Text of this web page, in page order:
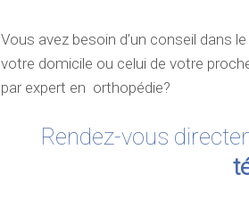
Vous avez besoin d’un conseil dans
votre domicile ou celui de votre
par expert en orthopédie?
Rendez-vous